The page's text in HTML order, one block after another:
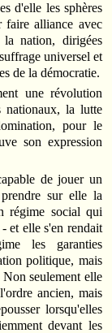
d'elle les sphères
faire alliance avec
nation, dirigées
universel et
de la démocratie.
une révolution
nationaux, la lutte
pour le
son expression
de jouer un
sur elle la
régime social qui
et elle s'en rendait
les garanties
politique, mais
seulement elle
ancien, mais
lorsqu'elles
devant les